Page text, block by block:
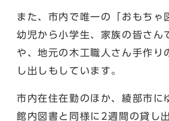
また、市内で唯一の「おもちゃ
幼児から小学生、家族の皆さん
や、地元の木工職人さん手作り
し出しもしています。
市内在住在勤のほか、綾部市に
館内図書と同様に2週間の貸し